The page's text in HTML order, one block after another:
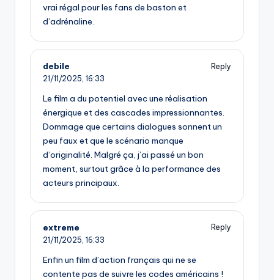
vrai régal pour les fans de baston et
d’adrénaline.
debile
Reply
21/11/2025, 16:33
Le film a du potentiel avec une réalisation
énergique et des cascades impressionnantes.
Dommage que certains dialogues sonnent un
peu faux et que le scénario manque
d’originalité. Malgré ça, j’ai passé un bon
moment, surtout grâce à la performance des
acteurs principaux.
extreme
Reply
21/11/2025, 16:33
Enfin un film d’action français qui ne se
contente pas de suivre les codes américains !